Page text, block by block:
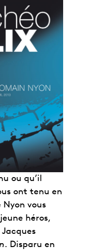
ou qu’il
ont tenu en
vous
héros,
. Disparu en